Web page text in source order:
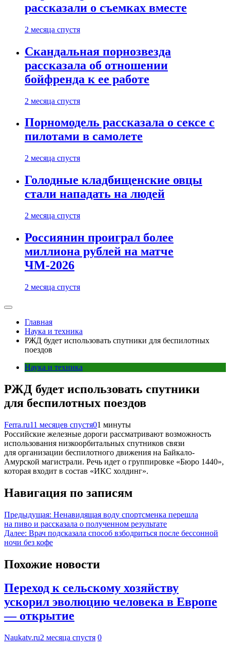
рассказали о съемках вместе
2 месяца спустя
Скандальная порнозвезда
рассказала об отношении
бойфренда к ее работе
2 месяца спустя
Порномодель рассказала о сексе с
пилотами в самолете
2 месяца спустя
Голодные кладбищенские овцы
стали нападать на людей
2 месяца спустя
Россиянин проиграл более
миллиона рублей на матче
ЧМ-2026
2 месяца спустя
Главная
Наука и техника
РЖД будет использовать спутники для беспилотных
поездов
Наука и техника
РЖД будет использовать спутники
для беспилотных поездов
Ferra.ru11 месяцев спустя01 минуты
Российские железные дороги рассматривают возможность
использования низкоорбитальных спутников связи
для организации беспилотного движения на Байкало-
Амурской магистрали. Речь идет о группировке «Бюро 1440»,
которая входит в состав «ИКС холдинг».
Навигация по записям
Предыдущая: Ненавидящая воду спортсменка перешла
на пиво и рассказала о полученном результате
Далее: Врач подсказала способ взбодриться после бессонной
ночи без кофе
Похожие новости
Переход к сельскому хозяйству
ускорил эволюцию человека в Европе
— открытие
Naukatv.ru2 месяца спустя 0